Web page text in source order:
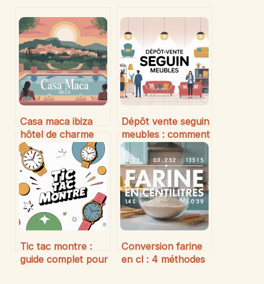
Casa maca ibiza
hôtel de charme
avec vue sur dalt
vila et restaurant
gastronomique
Dépôt vente seguin
meubles : comment
acheter et vendre
malin
Tic tac montre :
guide complet pour
Conversion farine
en cl : 4 méthodes